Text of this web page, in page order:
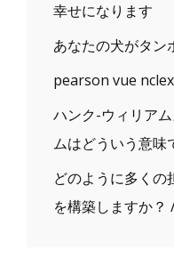
幸せになります
あなたの犬がタン
pearson vue
ハンク-ウィリア
ムはどういう意味
どのように多くの
を構築しますか